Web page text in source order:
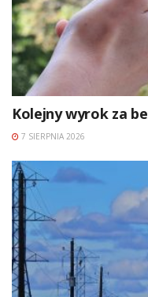
Kolejny wyrok za
7 SIERPNIA 2026